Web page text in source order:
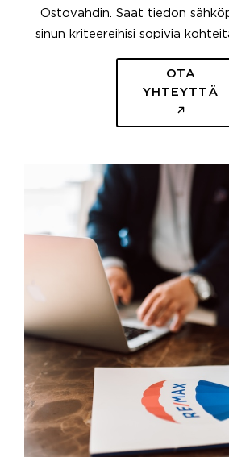
Ostovahdin. Saat tiedon
sinun kriteereihisi sopivia
OTA
YHTEYTTÄ